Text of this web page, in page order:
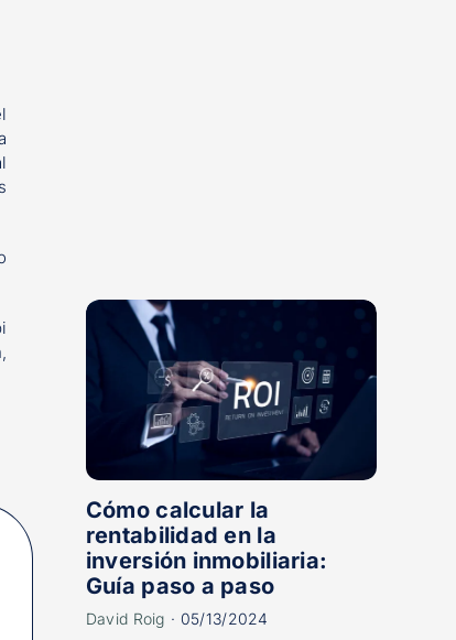
Cómo calcular la
rentabilidad en la
inversión inmobiliaria:
Guía paso a paso
David Roig · 05/13/2024